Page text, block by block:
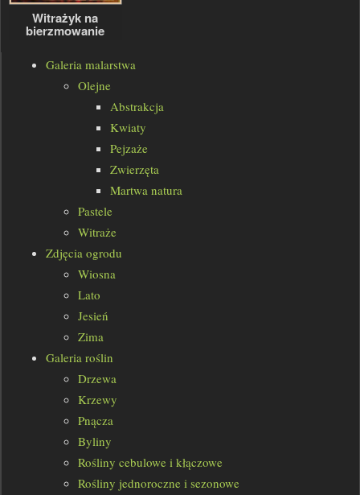
Witrażyk na
bierzmowanie
Galeria malarstwa
Olejne
Abstrakcja
Kwiaty
Pejzaże
Zwierzęta
Martwa natura
Pastele
Witraże
Zdjęcia ogrodu
Wiosna
Lato
Jesień
Zima
Galeria roślin
Drzewa
Krzewy
Pnącza
Byliny
Rośliny cebulowe i kłączowe
Rośliny jednoroczne i sezonowe